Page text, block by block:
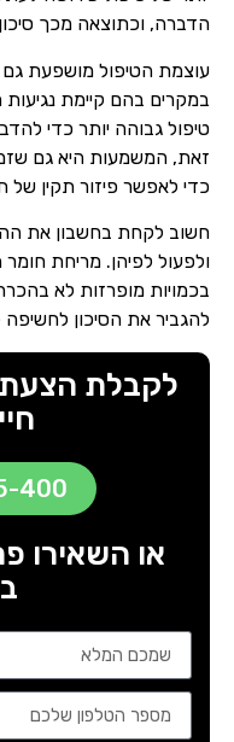
הדברה, וכתוצאה מכך
עוצמת הטיפול מושפעת
במקרים בהם קיימת נגיעות
טיפול גבוהה יותר כדי
זאת, המשמעות היא גם
כדי לאפשר פיזור תקין
חשוב לקחת בחשבון את
ולפעול לפיהן. מריחת חומר
בכמויות מופרזות לא
להגביר את הסיכון לחשיפה
לקבלת הצעת
400
או השאירו